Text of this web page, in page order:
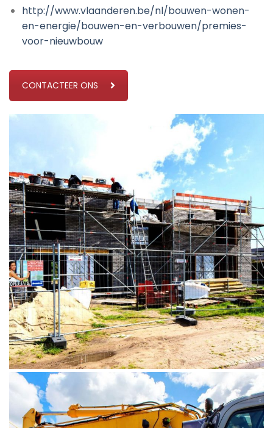
http://www.vlaanderen.be/nl/bouwen-wonen-
en-energie/bouwen-en-verbouwen/premies-
voor-nieuwbouw
CONTACTEER ONS